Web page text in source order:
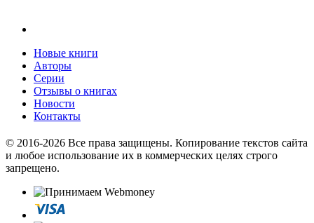
Новые книги
Авторы
Серии
Отзывы о книгах
Новости
Контакты
© 2016-2026 Все права защищены. Копирование текстов сайта
и любое использование их в коммерческих целях строго
запрещено.